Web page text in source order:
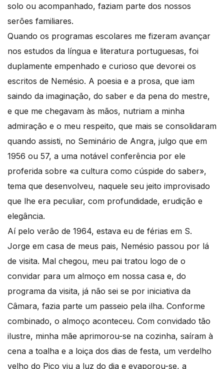
solo ou acompanhado, faziam parte dos nossos
serões familiares.
Quando os programas escolares me fizeram avançar
nos estudos da língua e literatura portuguesas, foi
duplamente empenhado e curioso que devorei os
escritos de Nemésio. A poesia e a prosa, que iam
saindo da imaginação, do saber e da pena do mestre,
e que me chegavam às mãos, nutriam a minha
admiração e o meu respeito, que mais se consolidaram
quando assisti, no Seminário de Angra, julgo que em
1956 ou 57, a uma notável conferência por ele
proferida sobre «a cultura como cúspide do saber»,
tema que desenvolveu, naquele seu jeito improvisado
que lhe era peculiar, com profundidade, erudição e
elegância.
Aí pelo verão de 1964, estava eu de férias em S.
Jorge em casa de meus pais, Nemésio passou por lá
de visita. Mal chegou, meu pai tratou logo de o
convidar para um almoço em nossa casa e, do
programa da visita, já não sei se por iniciativa da
Câmara, fazia parte um passeio pela ilha. Conforme
combinado, o almoço aconteceu. Com convidado tão
ilustre, minha mãe aprimorou-se na cozinha, saíram à
cena a toalha e a loiça dos dias de festa, um verdelho
velho do Pico viu a luz do dia e evaporou-se, a